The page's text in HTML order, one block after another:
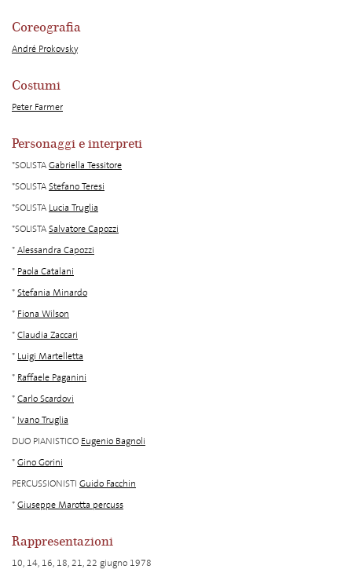
Coreografia
André Prokovsky
Costumi
Peter Farmer
Personaggi e interpreti
*SOLISTAGabriella Tessitore
*SOLISTAStefano Teresi
*SOLISTA Lucia Truglia
*SOLISTASalvatore Capozzi
*Alessandra Capozzi
* Paola Catalani
*Stefania Minardo
* Fiona Wilson
*Claudia Zaccari
* Luigi Martelletta
* Raffaele Paganini
*Carlo Scardovi
* Ivano Truglia
DUO PIANISTICO Eugenio Bagnoli
*Gino Gorini
PERCUSSIONISTI Guido Facchin
*Giuseppe Marotta percuss
Rappresentazioni
10, 14, 16, 18, 21, 22 giugno 1978